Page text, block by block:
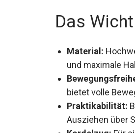
Das
Material:
und maximale
bietet volle
Praktikabilität:
und Ausziehen
Kordelzug: Für